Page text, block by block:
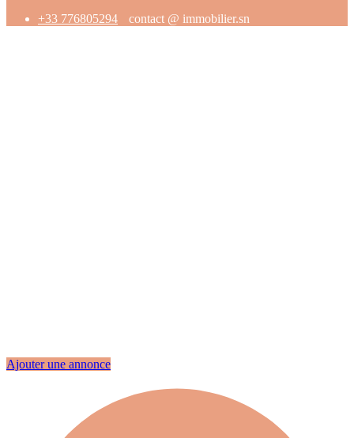
+33 776805294
contact @ immobilier.sn
Ajouter une annonce